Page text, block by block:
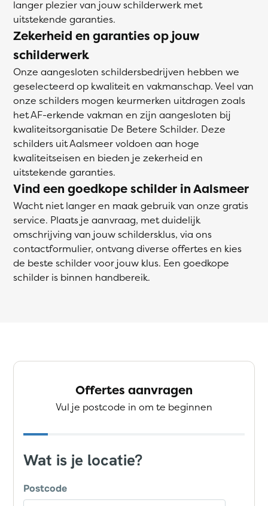
langer plezier van jouw schilderwerk met
uitstekende garanties.
Zekerheid en garanties op jouw
schilderwerk
Onze aangesloten schildersbedrijven hebben we
geselecteerd op kwaliteit en vakmanschap. Veel van
onze schilders mogen keurmerken uitdragen zoals
het AF-erkende vakman en zijn aangesloten bij
kwaliteitsorganisatie De Betere Schilder. Deze
schilders uit Aalsmeer voldoen aan hoge
kwaliteitseisen en bieden je zekerheid en
uitstekende garanties.
Vind een goedkope schilder in Aalsmeer
Wacht niet langer en maak gebruik van onze gratis
service. Plaats je aanvraag, met duidelijk
omschrijving van jouw schildersklus, via ons
contactformulier, ontvang diverse offertes en kies
de beste schilder voor jouw klus. Een goedkope
schilder is binnen handbereik.
Offertes aanvragen
Vul je postcode in om te beginnen